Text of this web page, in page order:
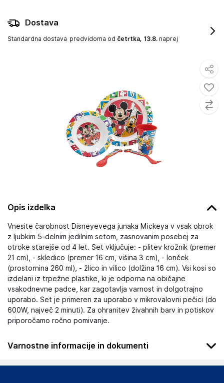
Opis izdelka
Vnesite čarobnost Disneyevega junaka Mickeya v vsak obrok
z ljubkim 5-delnim jedilnim setom, zasnovanim posebej za
otroke starejše od 4 let. Set vključuje: - plitev krožnik (premer
21 cm), - skledico (premer 16 cm, višina 3 cm), - lonček
(prostornina 260 ml), - žlico in vilico (dolžina 16 cm). Vsi kosi so
izdelani iz trpežne plastike, ki je odporna na običajne
vsakodnevne padce, kar zagotavlja varnost in dolgotrajno
uporabo. Set je primeren za uporabo v mikrovalovni pečici (do
600W, največ 2 minuti). Za ohranitev živahnih barv in potiskov
priporočamo ročno pomivanje.
Varnostne informacije in dokumenti
Podatki o proizvajalcu
Dostava
Standardna dostava predvidoma od četrtka, 13.8. naprej